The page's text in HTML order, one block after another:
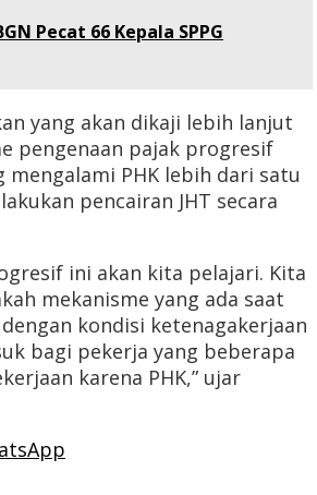
Pecat 66 Kepala SPPG
yang akan dikaji lebih lanjut
pengenaan pajak progresif
mengalami PHK lebih dari satu
pencairan JHT secara
ini akan kita pelajari. Kita
mekanisme yang ada saat
kondisi ketenagakerjaan
bagi pekerja yang beberapa
karena PHK,” ujar